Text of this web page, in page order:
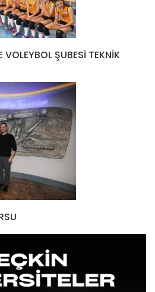
VOLEYBOL ŞUBESI TEKNIK